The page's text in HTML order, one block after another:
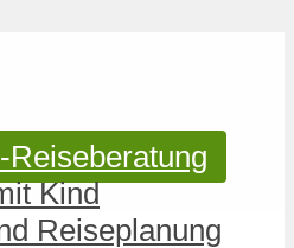
Reiseberatung
Kind
Reiseplanung